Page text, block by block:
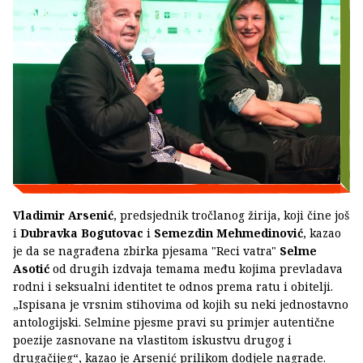
Vladimir Arsenić, predsjednik tročlanog žirija, koji čine još
i Dubravka Bogutovac i Semezdin Mehmedinović, kazao
je da se nagrađena zbirka pjesama "Reci vatra" Selme
Asotić od drugih izdvaja temama među kojima prevladava
rodni i seksualni identitet te odnos prema ratu i obitelji.
„Ispisana je vrsnim stihovima od kojih su neki jednostavno
antologijski. Selmine pjesme pravi su primjer autentične
poezije zasnovane na vlastitom iskustvu drugog i
drugačijeg“, kazao je Arsenić prilikom dodjele nagrade.